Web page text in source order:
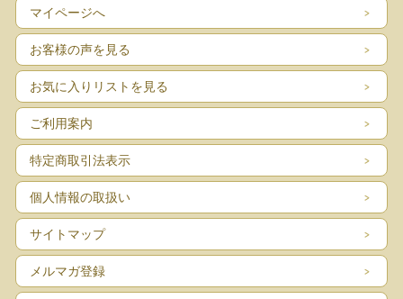
マイページへ
お客様の声を見る
お気に入りリストを見る
ご利用案内
特定商取引法表示
個人情報の取扱い
サイトマップ
メルマガ登録